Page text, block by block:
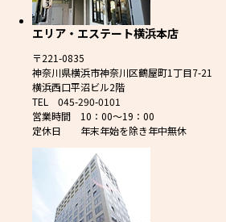
エリア・エステート横浜本店
〒221-0835
神奈川県横浜市神奈川区鶴屋町1丁目7-21
横浜西口平沼ビル2階
TEL 045-290-0101
営業時間 10：00～19：00
定休日 年末年始を除き年中無休